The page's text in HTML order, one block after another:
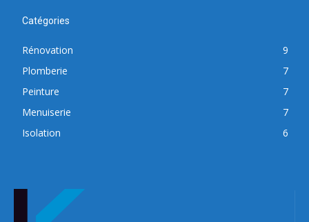
Catégories
Rénovation
9
Plomberie
7
Peinture
7
Menuiserie
7
Isolation
6